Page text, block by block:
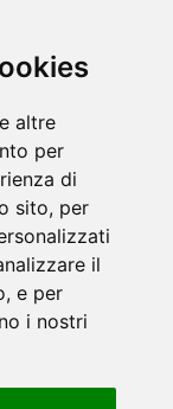
altre
per
di
sito, per
il
e per
i nostri
A IGNIS-
14 ›